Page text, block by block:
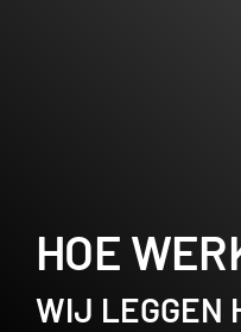
HOE
WIJ LEGGEN